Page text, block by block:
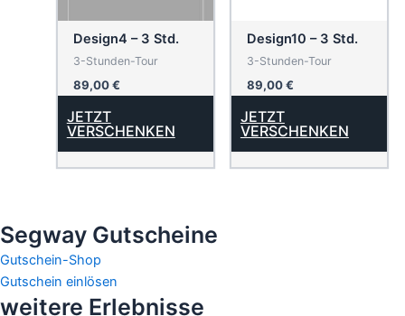
Design4 – 3 Std.
3-Stunden-Tour
89,00€
JETZT
VERSCHENKEN
Design10 – 3 Std.
3-Stunden-Tour
89,00€
JETZT
VERSCHENKEN
Segway Gutscheine
Gutschein-Shop
Gutschein einlösen
weitere Erlebnisse